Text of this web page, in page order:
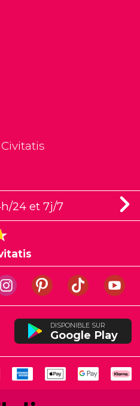
24 et 7j/7
DISPONIBLE SUR
Google Play